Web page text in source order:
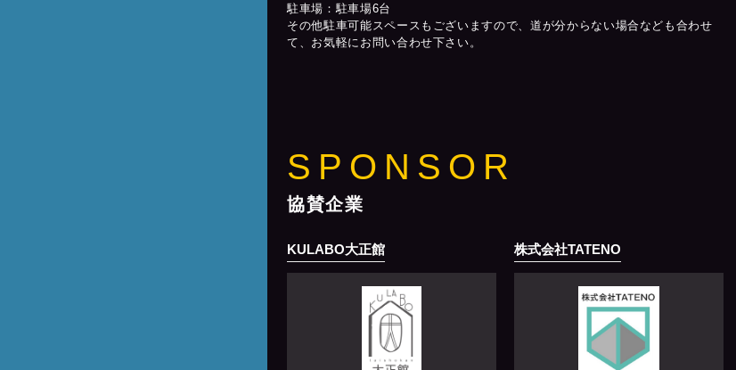
駐車場：駐車場6台
その他駐車可能スペースもございますので、道が分からない場合なども合わせ
て、お気軽にお問い合わせ下さい。
SPONSOR
協賛企業
KULABO大正館 株式会社TATENO